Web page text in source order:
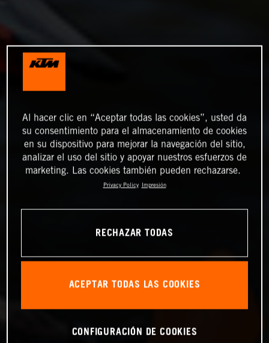
Al hacer clic en “Aceptar todas las cookies”, usted da
su consentimiento para el almacenamiento de cookies
en su dispositivo para mejorar la navegación del sitio,
analizar el uso del sitio y apoyar nuestros esfuerzos de
marketing. Las cookies también pueden rechazarse.
Privacy Policy Impresión
RECHAZAR TODAS
ACEPTAR TODAS LAS COOKIES
CONFIGURACIÓN DE COOKIES